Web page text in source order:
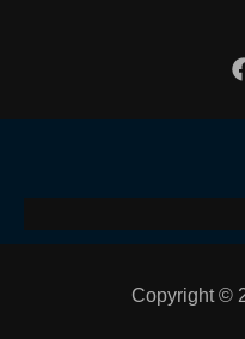
Copyright ©